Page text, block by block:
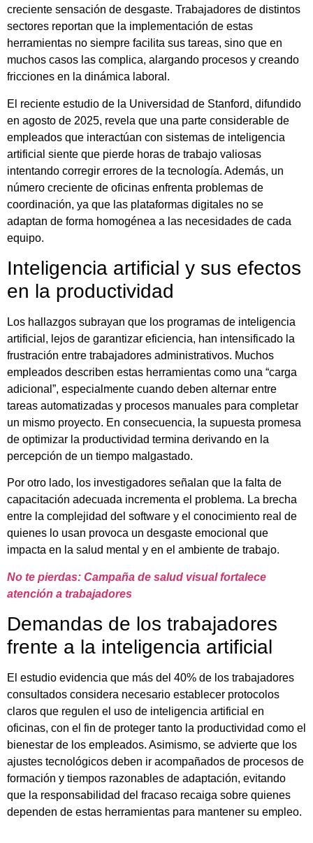
creciente sensación de desgaste. Trabajadores de distintos
sectores reportan que la implementación de estas
herramientas no siempre facilita sus tareas, sino que en
muchos casos las complica, alargando procesos y creando
fricciones en la dinámica laboral.
El reciente estudio de la Universidad de Stanford, difundido
en agosto de 2025, revela que una parte considerable de
empleados que interactúan con sistemas de inteligencia
artificial siente que pierde horas de trabajo valiosas
intentando corregir errores de la tecnología. Además, un
número creciente de oficinas enfrenta problemas de
coordinación, ya que las plataformas digitales no se
adaptan de forma homogénea a las necesidades de cada
equipo.
Inteligencia artificial y sus efectos
en la productividad
Los hallazgos subrayan que los programas de inteligencia
artificial, lejos de garantizar eficiencia, han intensificado la
frustración entre trabajadores administrativos. Muchos
empleados describen estas herramientas como una “carga
adicional”, especialmente cuando deben alternar entre
tareas automatizadas y procesos manuales para completar
un mismo proyecto. En consecuencia, la supuesta promesa
de optimizar la productividad termina derivando en la
percepción de un tiempo malgastado.
Por otro lado, los investigadores señalan que la falta de
capacitación adecuada incrementa el problema. La brecha
entre la complejidad del software y el conocimiento real de
quienes lo usan provoca un desgaste emocional que
impacta en la salud mental y en el ambiente de trabajo.
No te pierdas: Campaña de salud visual fortalece
atención a trabajadores
Demandas de los trabajadores
frente a la inteligencia artificial
El estudio evidencia que más del 40% de los trabajadores
consultados considera necesario establecer protocolos
claros que regulen el uso de inteligencia artificial en
oficinas, con el fin de proteger tanto la productividad como el
bienestar de los empleados. Asimismo, se advierte que los
ajustes tecnológicos deben ir acompañados de procesos de
formación y tiempos razonables de adaptación, evitando
que la responsabilidad del fracaso recaiga sobre quienes
dependen de estas herramientas para mantener su empleo.